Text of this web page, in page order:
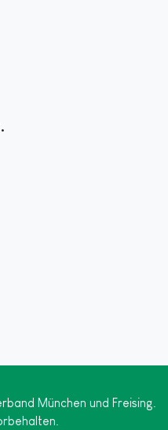
München und Freising.